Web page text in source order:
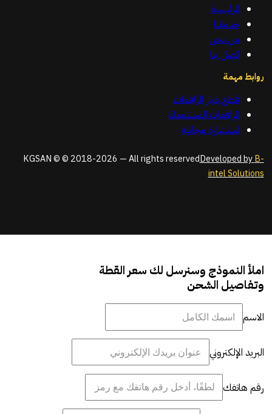
الرئيسية
خدماتنا
من نحن
اتصل بنا
روابط مهمة
قطع غيار الرافعات
الرافعات المستعملة
استشارة مجانية
KGSAN © © 2018-2026 — All rights reservedDeveloped byB-
intel Solutions
املأ النموذج وسنرسل لك سعر القطة
وتفاصيل الشحن
الاسم
البريد الإلكتروني
رقم هاتفك